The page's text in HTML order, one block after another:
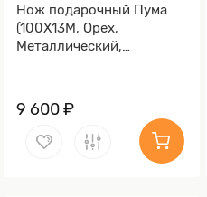
Нож подарочный Пума
(100Х13М, Орех,
Металлический,
9 600 ₽